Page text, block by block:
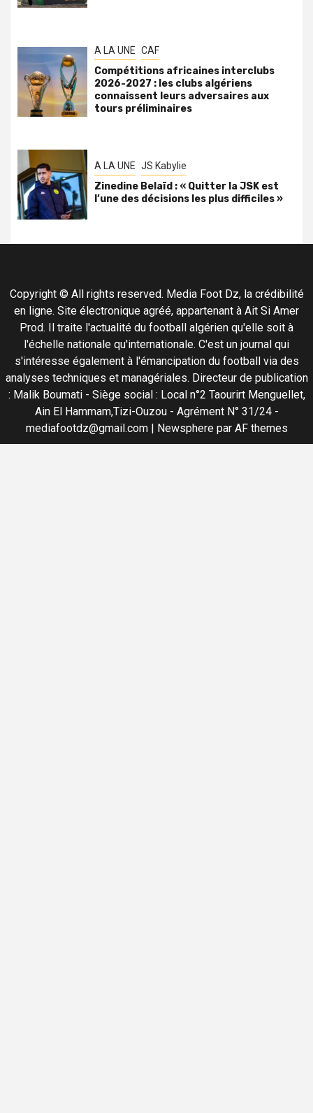
A LA UNE CAF
Compétitions africaines interclubs
2026-2027 : les clubs algériens
connaissent leurs adversaires aux
tours préliminaires
A LA UNE JS Kabylie
Zinedine Belaïd : « Quitter la JSK est
l’une des décisions les plus difficiles »
Copyright © All rights reserved. Media Foot Dz, la crédibilité
en ligne. Site électronique agréé, appartenant à Ait Si Amer
Prod. Il traite l'actualité du football algérien qu'elle soit à
l'échelle nationale qu'internationale. C'est un journal qui
s'intéresse également à l'émancipation du football via des
analyses techniques et managériales. Directeur de publication
: Malik Boumati - Siège social : Local n°2 Taourirt Menguellet,
Ain El Hammam,Tizi-Ouzou - Agrément N° 31/24 -
mediafootdz@gmail.com | Newspherepar AF themes